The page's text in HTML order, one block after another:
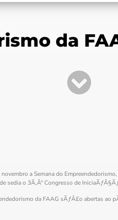
da
a Semana do
sedia o 3Ã‚Âº Congresso de
da FAAG sÃƒÂ£o abertas